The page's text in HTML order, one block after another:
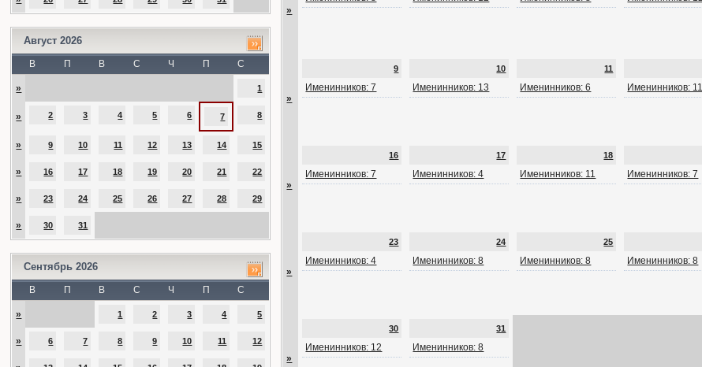
Август 2026
В П В С Ч П С
» 1
» 2 3 4 5 6 7 8
» 9 10 11 12 13 14 15
» 16 17 18 19 20 21 22
» 23 24 25 26 27 28 29
» 30 31
Сентябрь 2026
В П В С Ч П С
» 1 2 3 4 5
» 6 7 8 9 10 11 12
»
»
9
Именинников: 7
10
Именинников: 13
11
Именинников: 6 Именинников: 11
»
16
Именинников: 7
17
Именинников: 4
18
Именинников: 11 Именинников: 7
»
23
Именинников: 4
24
Именинников: 8
25
Именинников: 8 Именинников: 8
»
30
Именинников: 12
31
Именинников: 8